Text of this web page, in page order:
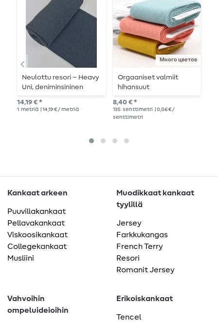
Neulottu resori – Heavy
Uni, deniminsininen
melange
14,19 € *
1 metriä | 14,19 € / metriä
Много цветов
Orgaaniset valmiit
hihansuut
8,40 € *
135 senttimetri
| 0,06 € /
senttimetri
Kankaat arkeen
Puuvillakankaat
Pellavakankaat
Viskoosikankaat
Collegekankaat
Musliini
Muodikkaat kankaat
tyylillä
Jersey
Farkkukangas
French Terry
Resori
Romanit Jersey
Vahvoihin
ompeluideioihin
Erikoiskankaat
Tencel